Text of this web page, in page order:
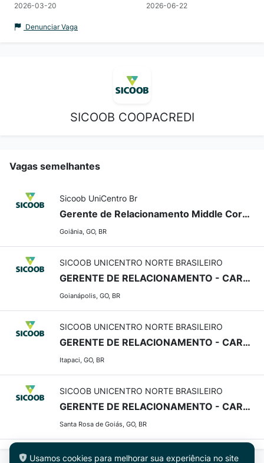
2026-03-20
2026-06-22
Denunciar Vaga
SICOOB COOPACREDI
Vagas semelhantes
Sicoob UniCentro Br
Gerente de Relacionamento Middle Corporate - Goiânia GO
Goiânia, GO, BR
SICOOB UNICENTRO NORTE BRASILEIRO
GERENTE DE RELACIONAMENTO - CARTEIRA MISTA (PJ e PF)
Goianápolis, GO, BR
SICOOB UNICENTRO NORTE BRASILEIRO
GERENTE DE RELACIONAMENTO - CARTEIRA MISTA (PJ e PF)
Itapaci, GO, BR
SICOOB UNICENTRO NORTE BRASILEIRO
GERENTE DE RELACIONAMENTO - CARTEIRA MISTA (PJ e PF)
Santa Rosa de Goiás, GO, BR
Usamos cookies para melhorar sua experiência no site